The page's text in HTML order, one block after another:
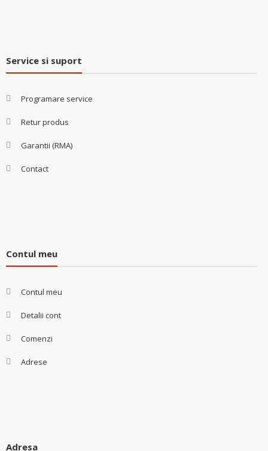
Service si suport
Programare service
Retur produs
Garantii (RMA)
Contact
Contul meu
Contul meu
Detalii cont
Comenzi
Adrese
Adresa